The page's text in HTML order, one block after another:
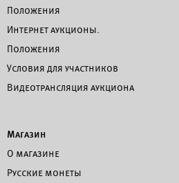
Положения
Интернет аукционы.
Положения
Условия для участников
Видеотрансляция аукциона
Магазин
О магазине
Русские монеты